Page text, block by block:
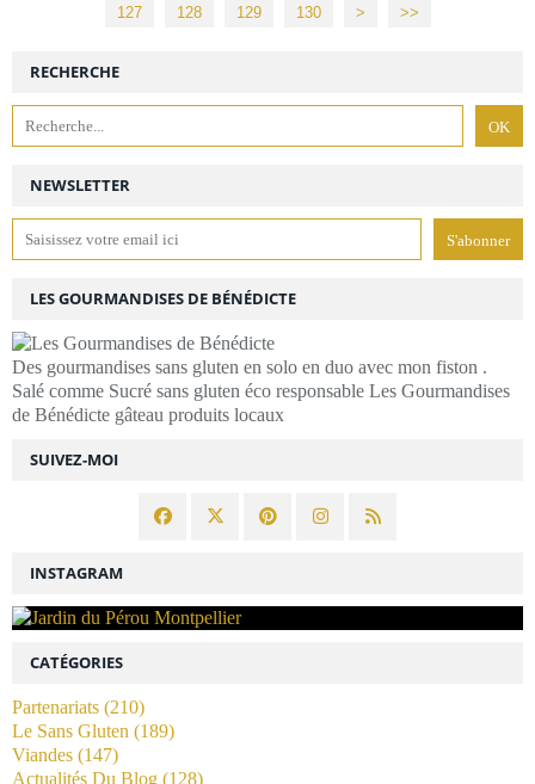
127
128 129 130 140
150
> >>
NEWSLETTER
SUIVEZ-MOI
RECHERCHE
LES GOURMANDISES DE BÉNÉDICTE
Des gourmandises sans gluten en solo en duo avec mon fiston .
Salé comme Sucré sans gluten éco responsable Les Gourmandises
de Bénédicte gâteau produits locaux
INSTAGRAM
CATÉGORIES
Partenariats (210)
Le Sans Gluten (189)
Viandes (147)
Actualités Du Blog (128)